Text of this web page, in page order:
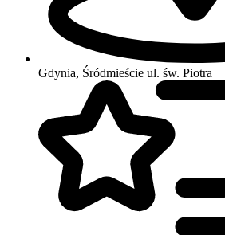
Gdynia, Śródmieście ul. św. Piotra